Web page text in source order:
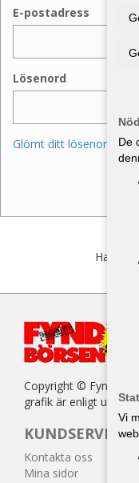
E-postadress
Lösenord
Glömt ditt lösenord?
Har du
Copyright ©
grafik är enligt
KUNDSERVICE
Kontakta oss
Mina sidor
De
Vi